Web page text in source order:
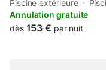
bed and breakfast
km from Castres
Piscine extérieure
Annulation gratuite
dès 153 € par nuit